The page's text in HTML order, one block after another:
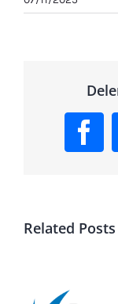
Related Posts